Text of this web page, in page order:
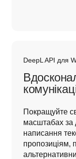
DeepL API для
Покращуйте
масштабах за
написання
пропозиціям,